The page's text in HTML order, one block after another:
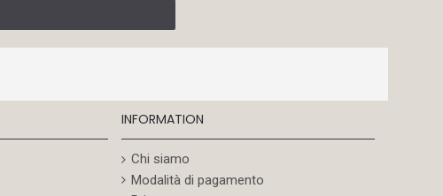
INFORMATION
Chi siamo
Modalità di pagamento